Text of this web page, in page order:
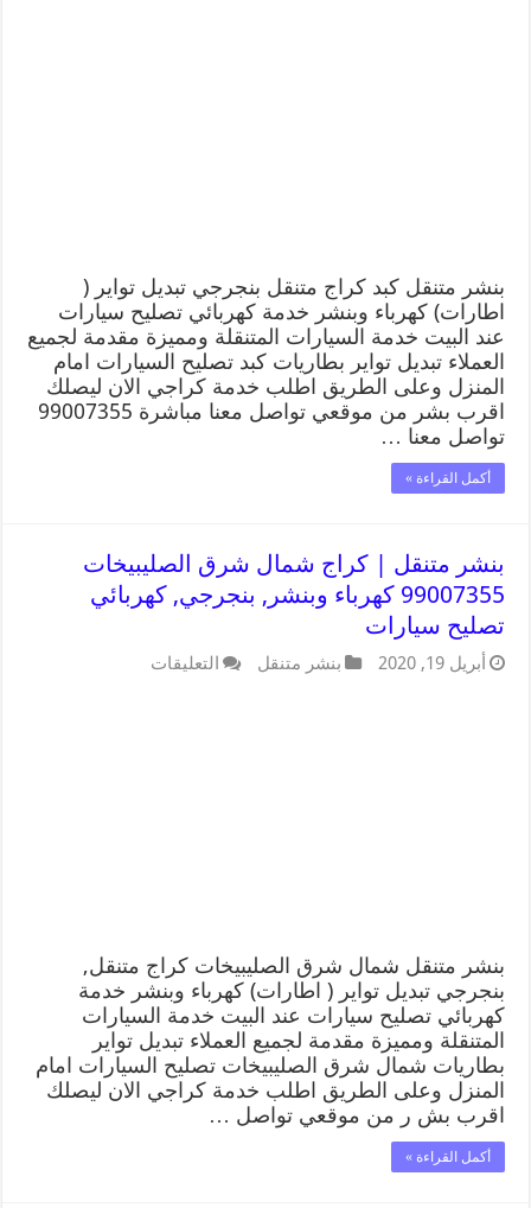
بنشر متنقل كبد كراج متنقل بنجرجي تبديل تواير (
اطارات) كهرباء وبنشر خدمة كهربائي تصليح سيارات
عند البيت خدمة السيارات المتنقلة ومميزة مقدمة لجميع
العملاء تبديل تواير بطاريات كبد تصليح السيارات امام
المنزل وعلى الطريق اطلب خدمة كراجي الان ليصلك
اقرب بشر من موقعي تواصل معنا مباشرة 99007355
تواصل معنا …
أكمل القراءة »
بنشر متنقل | كراج شمال شرق الصليبيخات
99007355 كهرباء وبنشر, بنجرجي, كهربائي
تصليح سيارات
أبريل 19, 2020 بنشر متنقل التعليقات
بنشر متنقل شمال شرق الصليبيخات كراج متنقل,
بنجرجي تبديل تواير ( اطارات) كهرباء وبنشر خدمة
كهربائي تصليح سيارات عند البيت خدمة السيارات
المتنقلة ومميزة مقدمة لجميع العملاء تبديل تواير
بطاريات شمال شرق الصليبيخات تصليح السيارات امام
المنزل وعلى الطريق اطلب خدمة كراجي الان ليصلك
اقرب بش ر من موقعي تواصل …
أكمل القراءة »